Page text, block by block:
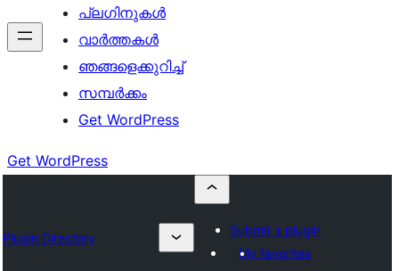
പ്ലഗിനുകൾ
വാര്‍ത്തകള്‍
ഞങ്ങളെക്കുറിച്ച്
സമ്പര്‍ക്കം
Get WordPress
Get WordPress
Plugin Directory
Submit a plugin
My favorites